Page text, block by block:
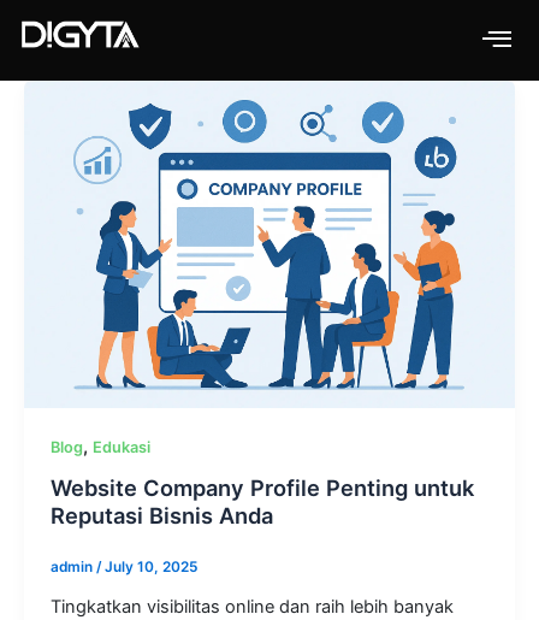
Blog, Edukasi
Website Company Profile Penting untuk
Reputasi Bisnis Anda
admin /July 10, 2025
Tingkatkan visibilitas online dan raih lebih banyak